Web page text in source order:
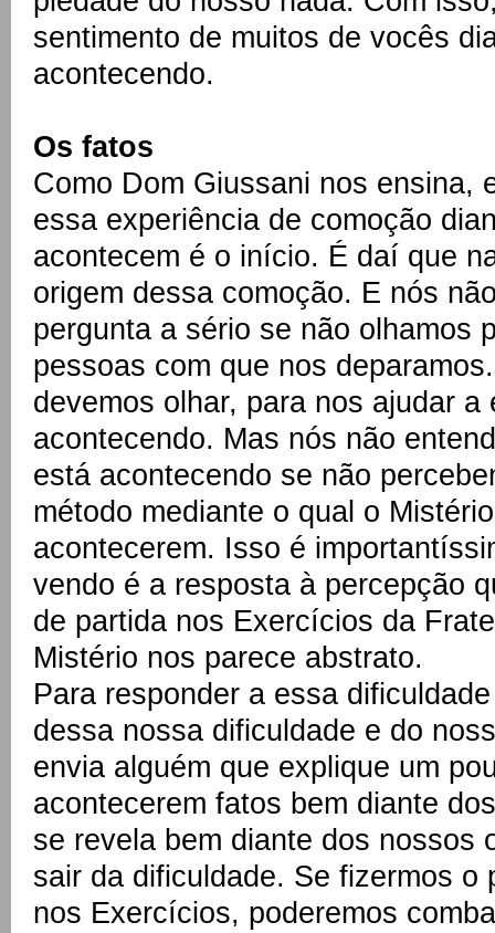
sentimento de muitos de vocês
acontecendo.
Os fatos
Como Dom Giussani nos ensina,
essa experiência de comoção
acontecem é o início. É daí que
origem dessa comoção. E nós
pergunta a sério se não olhamos
pessoas com que nos
devemos olhar, para nos ajudar a
acontecendo. Mas nós não
está acontecendo se não
método mediante o qual o
acontecerem. Isso é
vendo é a resposta à percepção
de partida nos Exercícios da
Mistério nos parece abstrato.
Para responder a essa
dessa nossa dificuldade e do
envia alguém que explique um
acontecerem fatos bem diante
se revela bem diante dos nossos
sair da dificuldade. Se fizermos o
nos Exercícios, poderemos